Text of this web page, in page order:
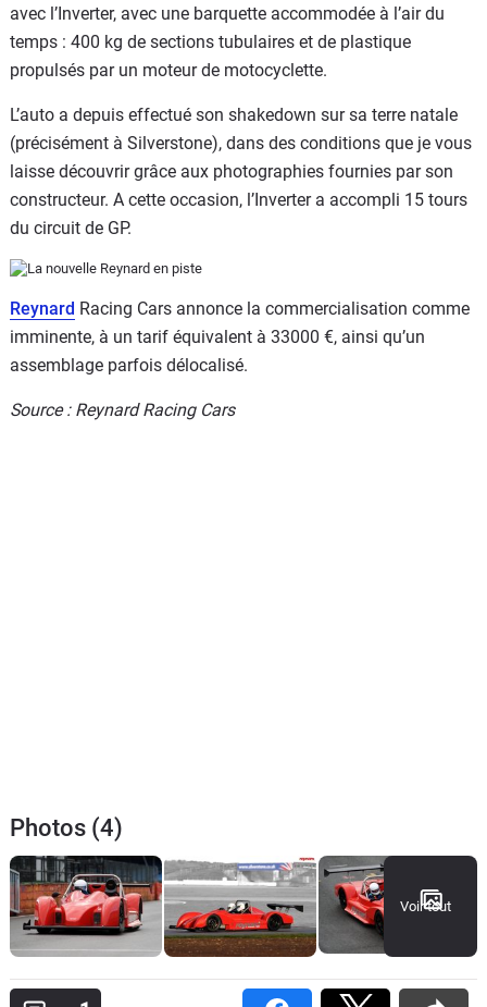
avec l’Inverter, avec une barquette accommodée à l’air du
temps : 400 kg de sections tubulaires et de plastique
propulsés par un moteur de motocyclette.
L’auto a depuis effectué son shakedown sur sa terre natale
(précisément à Silverstone), dans des conditions que je vous
laisse découvrir grâce aux photographies fournies par son
constructeur. A cette occasion, l’Inverter a accompli 15 tours
du circuit de GP.
Reynard Racing Cars annonce la commercialisation comme
imminente, à un tarif équivalent à 33000 €, ainsi qu’un
assemblage parfois délocalisé.
Source : Reynard Racing Cars
Photos (4)
Voir tout